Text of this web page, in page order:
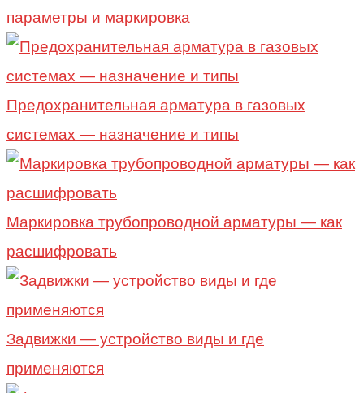
параметры и маркировка
Предохранительная арматура в газовых
системах — назначение и типы
Маркировка трубопроводной арматуры — как
расшифровать
Задвижки — устройство виды и где
применяются